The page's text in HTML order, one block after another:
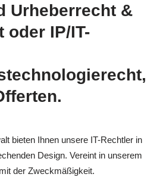
Urheberrecht &
oder IP/IT-
bieten Ihnen unsere IT-Rechtler in
Design. Vereint in unserem
der Zweckmäßigkeit.